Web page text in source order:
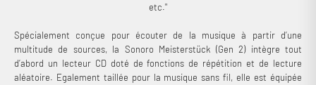
etc."
Spécialement conçue pour écouter de la musique à partir d’une
multitude de sources, la Sonoro Meisterstück (Gen 2) intègre tout
d’abord un lecteur CD doté de fonctions de répétition et de lecture
aléatoire. Egalement taillée pour la musique sans fil, elle est équipée